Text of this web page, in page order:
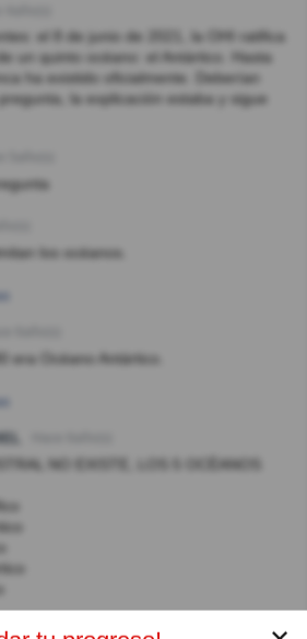
el 8 de junio de 2021, la OHI ratifica
un quinto océano: el Antártico. Hasta
ha existido oficialmente. Deberían
la explicación estaba y sigue
los océanos.
era Océano Antártico.
NO EXISTE, LOS 5 OCÈANOS